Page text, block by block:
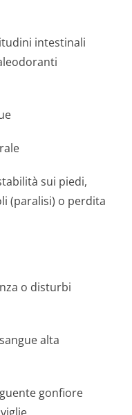
intestinali
sui piedi,
(paralisi) o perdita
o disturbi
alta
gonfiore